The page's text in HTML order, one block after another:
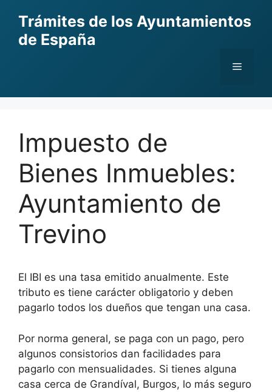
content
Trámites de los Ayuntamientos
de España
Menu
Impuesto de
Bienes Inmuebles:
Ayuntamiento de
Trevino
El IBI es una tasa emitido anualmente. Este
tributo es tiene carácter obligatorio y deben
pagarlo todos los dueños que tengan una casa.
Por norma general, se paga con un pago, pero
algunos consistorios dan facilidades para
pagarlo con mensualidades. Si tienes alguna
casa cerca de Grandíval, Burgos, lo más seguro